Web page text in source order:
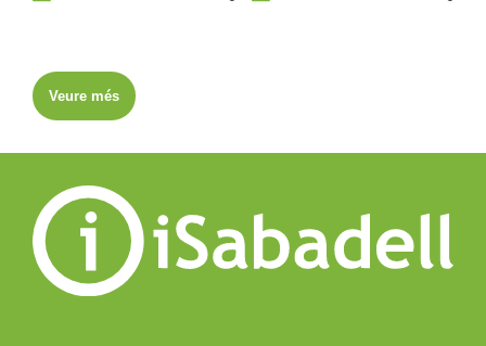
Veure més